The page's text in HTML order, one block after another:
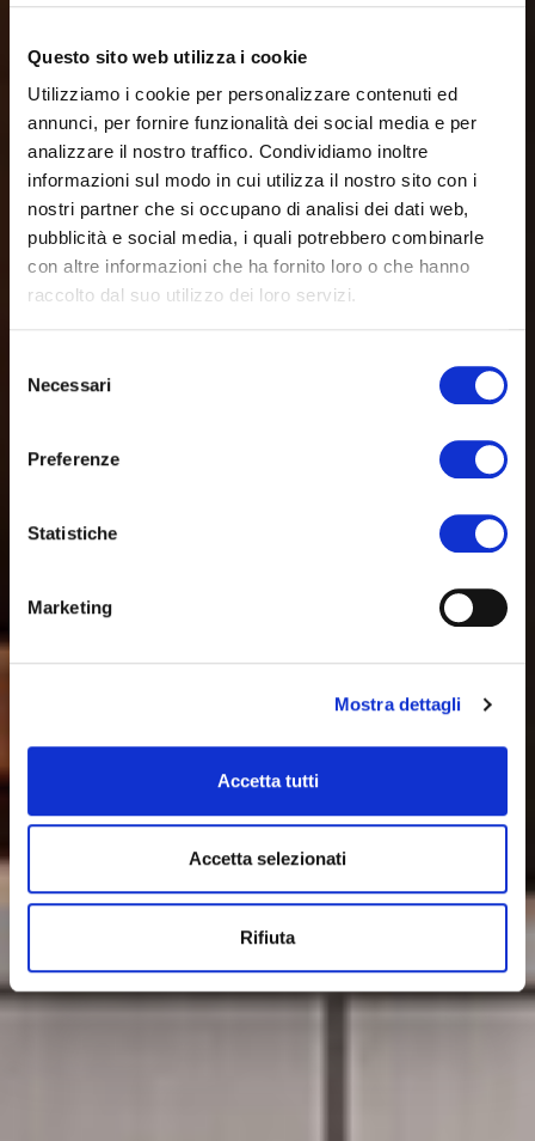
Questo sito web utilizza i cookie
Utilizziamo i cookie per personalizzare contenuti ed
annunci, per fornire funzionalità dei social media e per
analizzare il nostro traffico. Condividiamo inoltre
informazioni sul modo in cui utilizza il nostro sito con i
nostri partner che si occupano di analisi dei dati web,
pubblicità e social media, i quali potrebbero combinarle
con altre informazioni che ha fornito loro o che hanno
raccolto dal suo utilizzo dei loro servizi.
delNecessari
Preferenze
Statistiche
Marketing
Mostra dettagli
Accetta tutti
Accetta selezionati
Rifiuta